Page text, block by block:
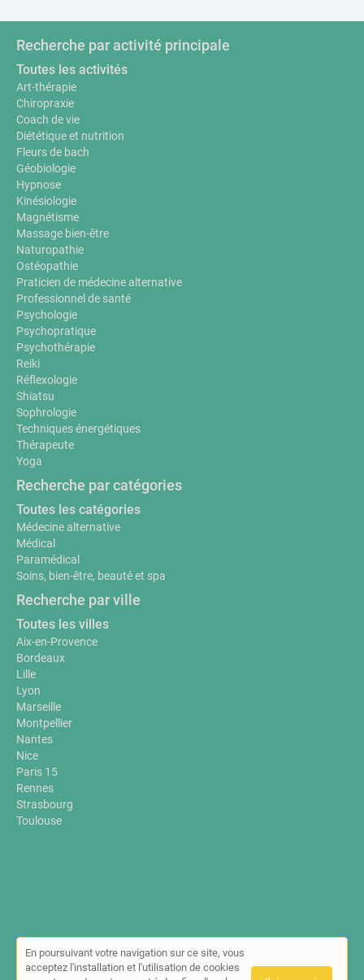
Recherche par activité principale
Toutes les activités
Art-thérapie
Chiropraxie
Coach de vie
Diététique et nutrition
Fleurs de bach
Géobiologie
Hypnose
Kinésiologie
Magnétisme
Massage bien-être
Naturopathie
Ostéopathie
Praticien de médecine alternative
Professionnel de santé
Psychologie
Psychopratique
Psychothérapie
Reiki
Réflexologie
Shiatsu
Sophrologie
Techniques énergétiques
Thérapeute
Yoga
Recherche par catégories
Toutes les catégories
Médecine alternative
Médical
Paramédical
Soins, bien-être, beauté et spa
Recherche par ville
Toutes les villes
Aix-en-Provence
Bordeaux
Lille
Lyon
Marseille
Montpellier
Nantes
Nice
Paris 15
Rennes
Strasbourg
Toulouse
© Annuaire-sante-bien-etre.fr 2026 |Plan du site
Contact
En poursuivant votre navigation sur ce site, vous
acceptez l'installation et l'utilisation de cookies